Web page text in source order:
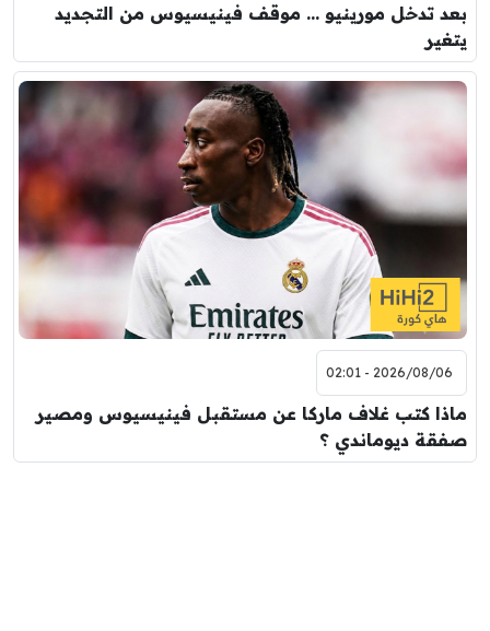
بعد تدخل مورينيو … موقف فينيسيوس من التجديد
يتغير
2026/08/06 - 02:01
ماذا كتب غلاف ماركا عن مستقبل فينيسيوس ومصير
صفقة ديوماندي ؟